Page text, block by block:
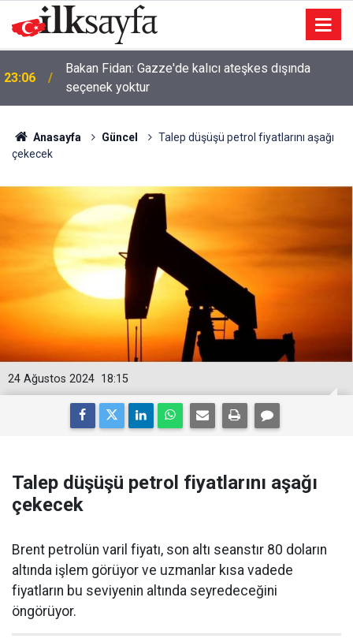
23:06
Bakan Fidan: Gazze'de kalıcı ateşkes dışında
seçenek yoktur
Anasayfa Güncel
Talep düşüşü petrol fiyatlarını aşağı
çekecek
18:15
24 Ağustos 2024
Talep düşüşü petrol fiyatlarını aşağı
çekecek
Brent petrolün varil fiyatı, son altı seanstır 80 doların
altında işlem görüyor ve uzmanlar kısa vadede
fiyatların bu seviyenin altında seyredeceğini
öngörüyor.